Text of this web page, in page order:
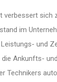
verbessert sich
im
und
die Ankunfts-
Technikers